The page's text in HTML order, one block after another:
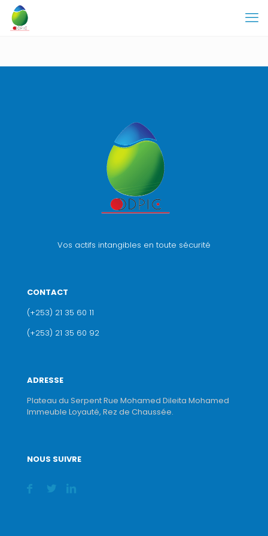
Vos actifs intangibles en toute sécurité
CONTACT
(+253) 21 35 60 11
(+253) 21 35 60 92
ADRESSE
Plateau du Serpent Rue Mohamed Dileita Mohamed
Immeuble Loyauté, Rez de Chaussée.
NOUS SUIVRE